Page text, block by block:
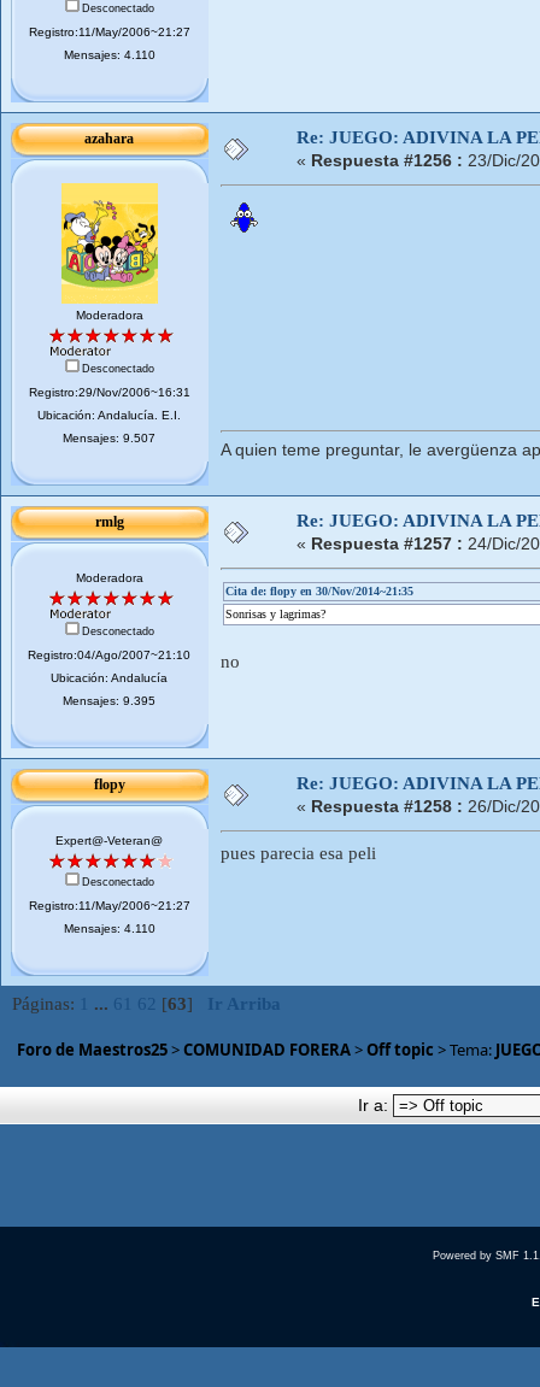
Desconectado
Registro:11/May/2006~21:27
Mensajes: 4.110
azahara
Moderadora
Desconectado
Registro:29/Nov/2006~16:31
Ubicación: Andalucí­a. E.I.
Mensajes: 9.507
Re: JUEGO: ADIVINA LA
« Respuesta #1256 : 23/Dic/
A quien teme preguntar, le avergüenza
rmlg
Moderadora
Desconectado
Registro:04/Ago/2007~21:10
Ubicación: Andalucía
Mensajes: 9.395
Re: JUEGO: ADIVINA LA
« Respuesta #1257 : 24/Dic/
Cita de: flopy en 30/Nov/2014~21:35
Sonrisas y lagrimas?
no
flopy
Expert@-Veteran@
Desconectado
Registro:11/May/2006~21:27
Mensajes: 4.110
Re: JUEGO: ADIVINA LA
« Respuesta #1258 : 26/Dic/
pues parecia esa peli
Páginas: ... 61 62 [63] Ir Arriba
Foro de Maestros25>COMUNIDAD FORERA>Off topic > Tema:
Ir a:
Powered by SMF